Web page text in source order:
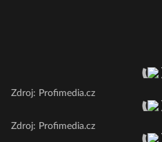
Zdroj: Profimedia.cz
Zdroj: Profimedia.cz